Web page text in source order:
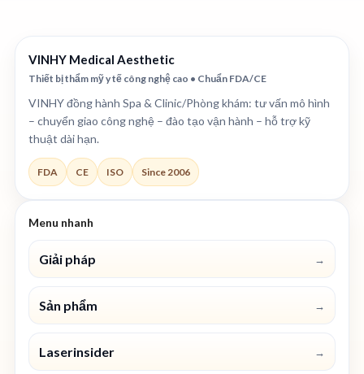
VINHY Medical Aesthetic
Thiết bị thẩm mỹ y tế công nghệ cao • Chuẩn FDA/CE
VINHY đồng hành Spa & Clinic/Phòng khám: tư vấn mô hình
– chuyển giao công nghệ – đào tạo vận hành – hỗ trợ kỹ
thuật dài hạn.
FDA CE ISO Since 2006
Menu nhanh
Giải pháp →
Sản phẩm →
Laserinsider →